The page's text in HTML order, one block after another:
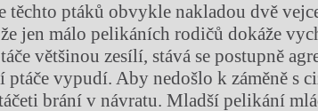
těchto ptáků obvykle nakladou dvě
jen málo pelikáních rodičů dokáže
většinou zesílí, stává se postupně
ptáče vypudí. Aby nedošlo k záměně s
brání v návratu. Mladší pelikání